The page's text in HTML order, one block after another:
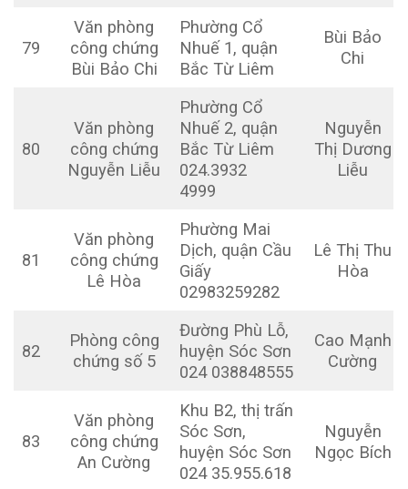
79
Văn phòng
công chứng
Bùi Bảo Chi
Phường Cổ
Nhuế 1, quận
Bắc Từ Liêm
Bùi Bảo
Chi
80
Văn phòng
công chứng
Nguyễn Liễu
Phường Cổ
Nhuế 2, quận
Bắc Từ Liêm
024.3932
4999
Nguyễn
Thị Dương
Liễu
81
Văn phòng
công chứng
Lê Hòa
Phường Mai
Dịch, quận Cầu
Giấy
02983259282
Lê Thị Thu
Hòa
82
Phòng công
chứng số 5
Đường Phù Lỗ,
huyện Sóc Sơn
024 038848555
Cao Mạnh
Cường
83
Văn phòng
công chứng
An Cường
Khu B2, thị trấn
Sóc Sơn,
huyện Sóc Sơn
024 35.955.618
Nguyễn
Ngọc Bích